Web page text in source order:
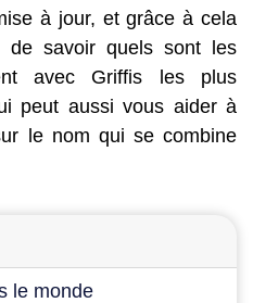
à jour, et grâce à cela
de savoir quels sont les
avec Griffis les plus
peut aussi vous aider à
le nom qui se combine
le monde